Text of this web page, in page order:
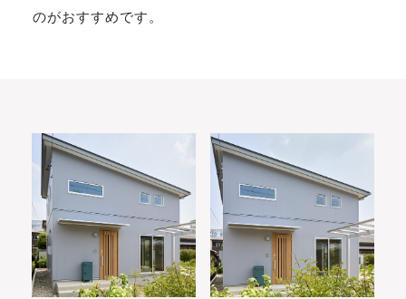
のがおすすめです。